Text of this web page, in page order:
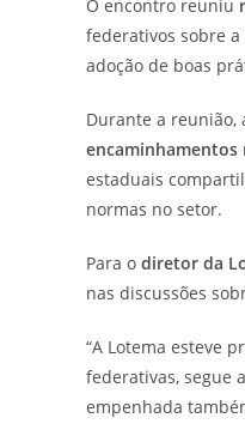
O encontro reuniu
federativos sobre
adoção de boas
Durante a reunião,
encaminhamentos
estaduais
normas no setor.
Para o diretor da
nas discussões
“A Lotema esteve
federativas, segue
empenhada